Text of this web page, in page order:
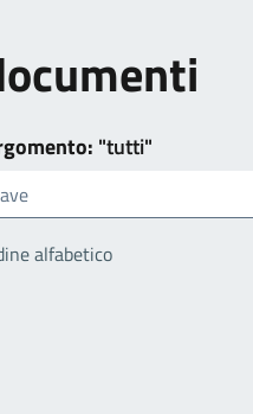
"tutti"
alfabetico